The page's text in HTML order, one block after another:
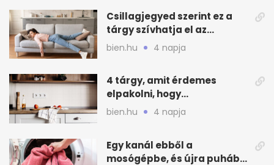
Csillagjegyed szerint ez a
tárgy szívhatja el az
otthonod energiáját
bien.hu 4 napja
4 tárgy, amit érdemes
elpakolni, hogy
hűvösebbnek tűnjön a lakás
bien.hu 4 napja
Egy kanál ebből a
mosógépbe, és újra puhább